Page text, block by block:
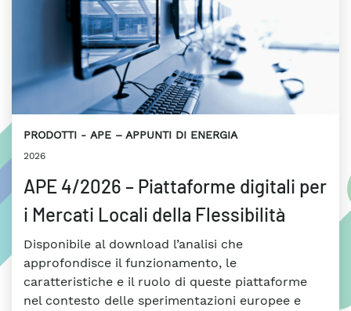
PRODOTTI APE – APPUNTI DI ENERGIA
2026
APE 4/2026 – Piattaforme digitali per
i Mercati Locali della Flessibilità
Disponibile al download l’analisi che
approfondisce il funzionamento, le
caratteristiche e il ruolo di queste piattaforme
nel contesto delle sperimentazioni europee e